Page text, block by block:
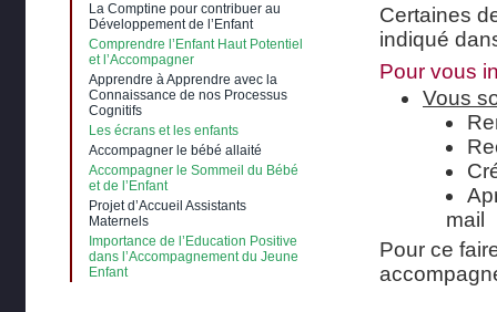
Certaines
indiqué
Pour vous
Vous
mail
Pour ce
La Comptine pour contribuer au
Développement de l’Enfant
Comprendre l’Enfant Haut Potentiel
et l’Accompagner
Apprendre à Apprendre avec la
Connaissance de nos Processus
Cognitifs
Les écrans et les enfants
Accompagner le bébé allaité
Accompagner le Sommeil du Bébé
et de l’Enfant
Projet d’Accueil Assistants
Maternels
Importance de l’Education Positive
dans l’Accompagnement du Jeune
Enfant